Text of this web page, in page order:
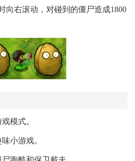
向右滚动，对碰到的僵尸造成1800
模式。
小游戏。